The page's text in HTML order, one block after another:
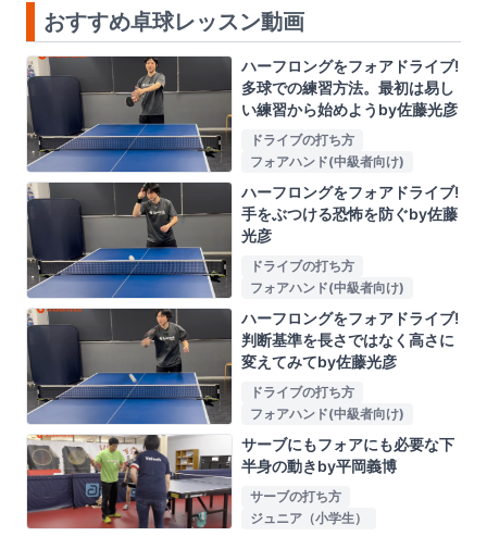
おすすめ卓球レッスン動画
ハーフロングをフォアドライブ!
多球での練習方法。最初は易し
い練習から始めようby佐藤光彦
ドライブの打ち方
フォアハンド(中級者向け)
ハーフロングをフォアドライブ!
手をぶつける恐怖を防ぐby佐藤
光彦
ドライブの打ち方
フォアハンド(中級者向け)
ハーフロングをフォアドライブ!
判断基準を長さではなく高さに
変えてみてby佐藤光彦
ドライブの打ち方
フォアハンド(中級者向け)
サーブにもフォアにも必要な下
半身の動きby平岡義博
サーブの打ち方
ジュニア（小学生）